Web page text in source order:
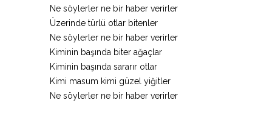
Ne söylerler ne bir haber verirler
Üzerinde türlü otlar bitenler
Ne söylerler ne bir haber verirler
Kiminin başında biter ağaçlar
Kiminin başında sararır otlar
Kimi masum kimi güzel yiğitler
Ne söylerler ne bir haber verirler